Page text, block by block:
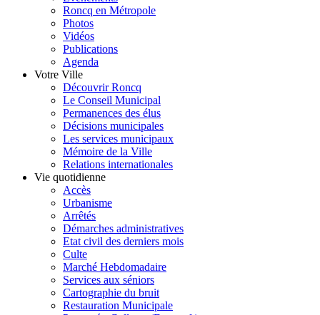
Roncq en Métropole
Photos
Vidéos
Publications
Agenda
Votre Ville
Découvrir Roncq
Le Conseil Municipal
Permanences des élus
Décisions municipales
Les services municipaux
Mémoire de la Ville
Relations internationales
Vie quotidienne
Accès
Urbanisme
Arrêtés
Démarches administratives
Etat civil des derniers mois
Culte
Marché Hebdomadaire
Services aux séniors
Cartographie du bruit
Restauration Municipale